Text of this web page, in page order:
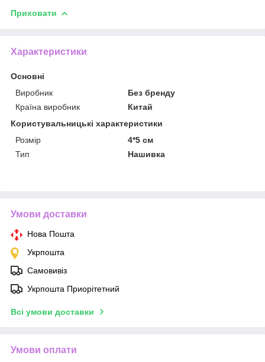
Приховати
Характеристики
Основні
Виробник
Без бренду
Країна виробник
Китай
Користувальницькі характеристики
Розмір
4*5 см
Тип
Нашивка
Умови доставки
Нова Пошта
Укрпошта
Самовивіз
Укрпошта Приорітетний
Всі умови доставки
Умови оплати